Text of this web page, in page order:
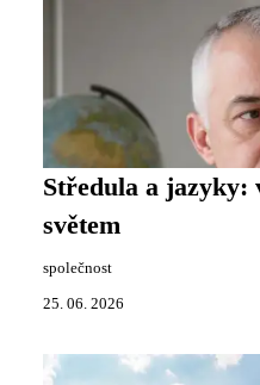
Středula a jazyky:
světem
společnost
25. 06. 2026